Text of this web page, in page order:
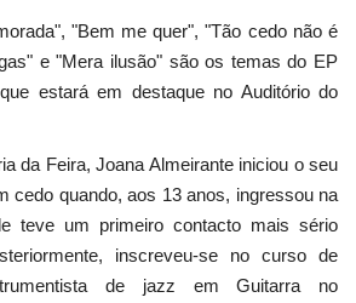
"Bem me quer", "Tão cedo não é
e "Mera ilusão" são os temas do EP
estará em destaque no Auditório do
da Feira, Joana Almeirante iniciou o seu
cedo quando, aos 13 anos, ingressou na
teve um primeiro contacto mais sério
inscreveu-se no curso de
de jazz em Guitarra no